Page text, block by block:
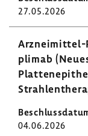
27.05.2026
plimab
04.06.2026